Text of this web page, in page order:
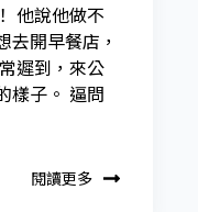
他說他做不
去開早餐店，
遲到，來公
樣子。 逼問
閱讀更多